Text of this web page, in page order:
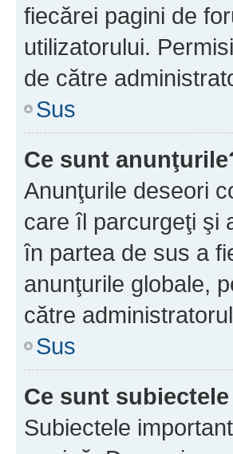
fiecărei pagini de
utilizatorului.
de către
Sus
Ce sunt
Anunţurile deseori
care îl parcurgeţi şi
în partea de sus a
anunţurile globale,
către
Sus
Ce sunt
Subiectele